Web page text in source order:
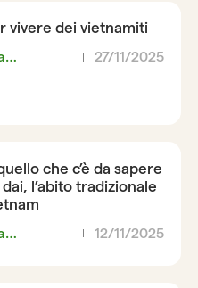
vivere dei vietnamiti
27/11/2025
che c’è da sapere
dai, l’abito tradizionale
12/11/2025